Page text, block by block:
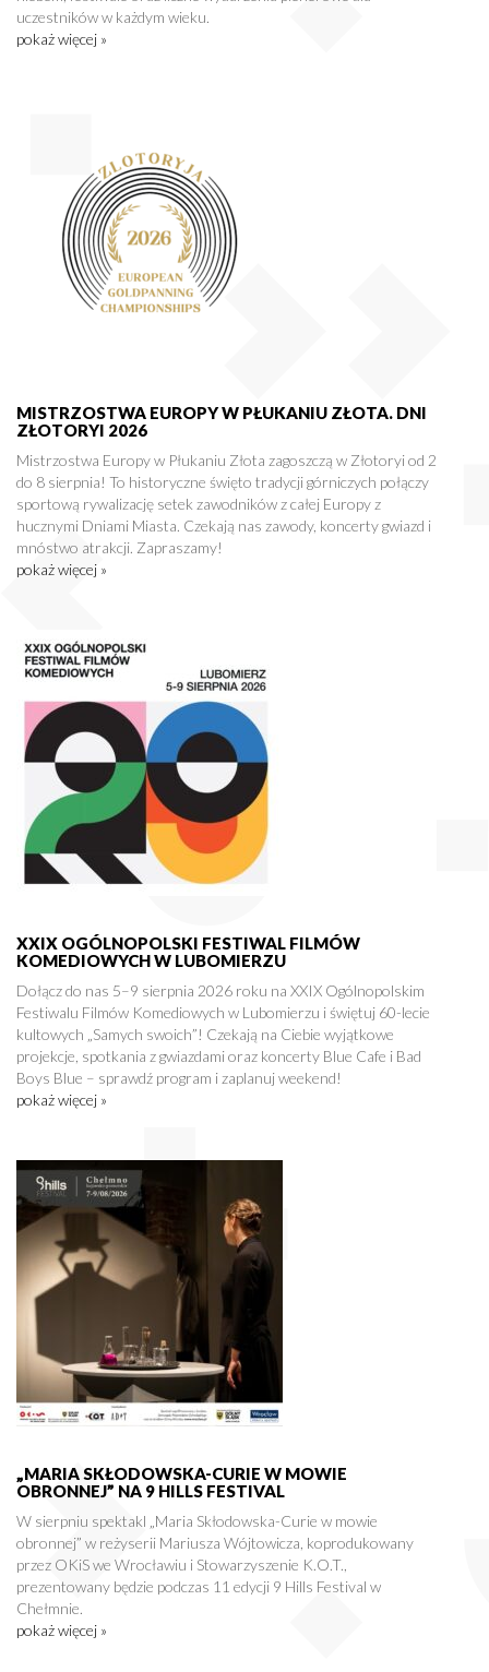
uczestników w każdym wieku.
pokaż więcej »
MISTRZOSTWA EUROPY W PŁUKANIU ZŁOTA. DNI
ZŁOTORYI 2026
Mistrzostwa Europy w Płukaniu Złota zagoszczą w Złotoryi od 2
do 8 sierpnia! To historyczne święto tradycji górniczych połączy
sportową rywalizację setek zawodników z całej Europy z
hucznymi Dniami Miasta. Czekają nas zawody, koncerty gwiazd i
mnóstwo atrakcji. Zapraszamy!
pokaż więcej »
XXIX OGÓLNOPOLSKI FESTIWAL FILMÓW
KOMEDIOWYCH W LUBOMIERZU
Dołącz do nas 5–9 sierpnia 2026 roku na XXIX Ogólnopolskim
Festiwalu Filmów Komediowych w Lubomierzu i świętuj 60-lecie
kultowych „Samych swoich”! Czekają na Ciebie wyjątkowe
projekcje, spotkania z gwiazdami oraz koncerty Blue Cafe i Bad
Boys Blue – sprawdź program i zaplanuj weekend!
pokaż więcej »
„MARIA SKŁODOWSKA-CURIE W MOWIE
OBRONNEJ” NA 9 HILLS FESTIVAL
W sierpniu spektakl „Maria Skłodowska-Curie w mowie
obronnej” w reżyserii Mariusza Wójtowicza, koprodukowany
przez OKiS we Wrocławiu i Stowarzyszenie K.O.T.,
prezentowany będzie podczas 11 edycji 9 Hills Festival w
Chełmnie.
pokaż więcej »